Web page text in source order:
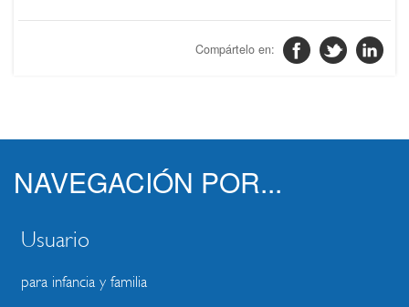
NAVEGACIÓN POR...
Usuario
para infancia y familia